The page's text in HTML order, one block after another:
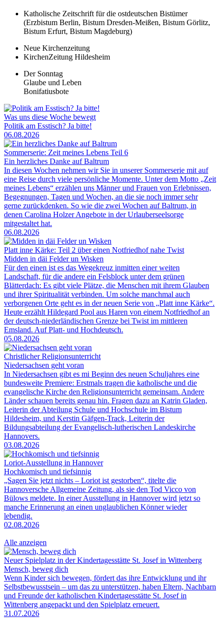
Katholische Zeitschrift für die ostdeutschen Bistümer
(Erzbistum Berlin, Bistum Dresden-Meißen, Bistum Görlitz,
Bistum Erfurt, Bistum Magdeburg)
Neue Kirchenzeitung
KirchenZeitung Hildesheim
Der Sonntag
Glaube und Leben
Bonifatiusbote
Was uns diese Woche bewegt
Politik am Esstisch? Ja bitte!
06.08.2026
Sommerserie: Zeit meines Lebens Teil 6
Ein herzliches Danke auf Baltrum
In diesen Wochen nehmen wir Sie in unserer Sommerserie mit auf
eine Reise durch viele persönliche Momente. Unter dem Motto „Zeit
meines Lebens“ erzählen uns Männer und Frauen von Erlebnissen,
Begegnungen, Tagen und Wochen, an die sie noch immer sehr
gerne zurückdenken. So wie die zwei Wochen auf Baltrum, in
denen Carolina Holzer Angebote in der Urlauberseelsorge
mitgestaltet hat.
06.08.2026
Platt inne Kärke: Teil 2 über einen Notfriedhof nahe Twist
Midden in däi Felder un Wisken
Für den einen ist es das Wegekreuz inmitten einer weiten
Landschaft, für die andere ein Felsblock unter dem grünen
Blätterdach: Es gibt viele Plätze, die Menschen mit ihrem Glauben
und ihrer Spiritualität verbinden. Um solche manchmal auch
verborgenen Orte geht es in der neuen Serie von „Platt inne Kärke“.
Heute erzählt Hildegard Pool aus Haren von einem Notfriedhof an
der deutsch-niederländischen Grenze bei Twist im mittleren
Emsland. Auf Platt- und Hochdeutsch.
05.08.2026
Christlicher Religionsunterricht
Niedersachsen geht voran
In Niedersachsen gibt es mi Beginn des neuen Schuljahres eine
bundesweite Premiere: Erstmals tragen die katholische und die
evangelische Kirche den Religionsunterricht gemeinsam. Andere
Länder schauen bereits genau hin. Fragen dazu an Katrin Gladen,
Leiterin der Abteilung Schule und Hochschule im Bistum
Hildesheim, und Kerstin Gäfgen-Track, Leiterin der
Bildungsabteilung der Evangelisch-lutherischen Landeskirche
Hannovers.
03.08.2026
Loriot-Ausstellung in Hannover
Hochkomisch und tiefsinnig
„Sagen Sie jetzt nichts – Loriot ist gestorben“, titelte die
Hannoversche Allgemeine Zeitung, als sie den Tod Vicco von
Bülows meldete. In einer Ausstellung in Hannover wird jetzt so
manche Erinnerung an einen unglaublichen Könner wieder
lebendig.
02.08.2026
Alle anzeigen
Neuer Spielplatz in der Kindertagesstätte St. Josef in Wittenberg
Mensch, beweg dich
Wenn Kinder sich bewegen, fördert das ihre Entwicklung und ihr
Selbstbewusstsein – um das zu unterstützen, haben Eltern, Nachbarn
und Freunde der katholischen Kindertagesstätte St. Josef in
Wittenberg angepackt und den Spielplatz erneuert.
31.07.2026